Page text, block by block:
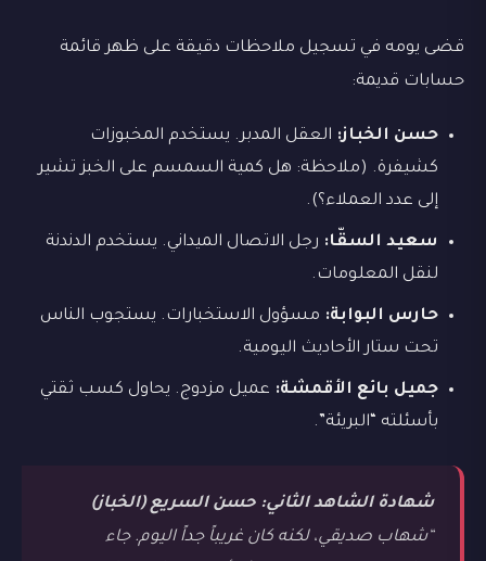
قضى يومه في تسجيل ملاحظات دقيقة على ظهر قائمة
حسابات قديمة:
حسن الخباز: العقل المدبر. يستخدم المخبوزات
كشيفرة. (ملاحظة: هل كمية السمسم على الخبز تشير
إلى عدد العملاء؟).
سعيد السقّا: رجل الاتصال الميداني. يستخدم الدندنة
لنقل المعلومات.
حارس البوابة: مسؤول الاستخبارات. يستجوب الناس
تحت ستار الأحاديث اليومية.
جميل بائع الأقمشة: عميل مزدوج. يحاول كسب ثقتي
بأسئلته “البريئة”.
شهادة الشاهد الثاني: حسن السريع (الخباز)
“شهاب صديقي، لكنه كان غريباً جداً اليوم. جاء